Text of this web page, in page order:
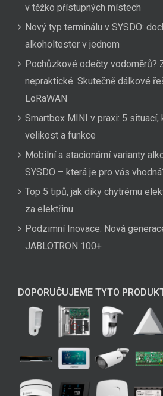
v těžko přístupných místech
Nový typ terminálu v SYSDO:
alkoholtester v jednom
Pochůzkové odečty vodoměrů?
nepraktické. Skutečně dálkové
LoRaWAN
Smartbox MINI v praxi: 5 situací,
velikost a funkce
Mobilní a stacionární varianty
SYSDO – která je pro vás
Top 5 tipů, jak díky chytrému
za elektřinu
Podzimní Inovace: Nová
JABLOTRON 100+
DOPORUČUJEME TYTO